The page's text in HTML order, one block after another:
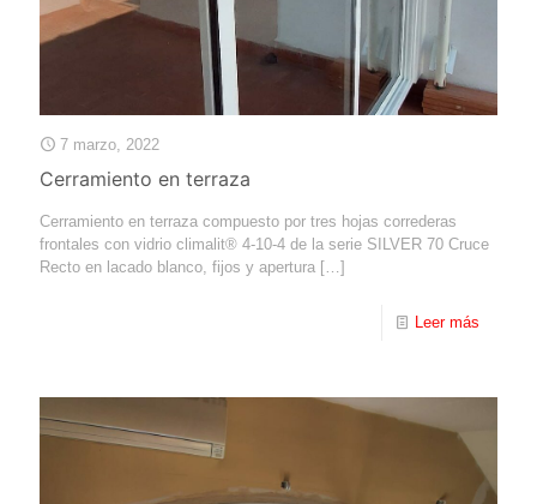
7 marzo, 2022
Cerramiento en terraza
Cerramiento en terraza compuesto por tres hojas correderas
frontales con vidrio climalit® 4-10-4 de la serie SILVER 70 Cruce
Recto en lacado blanco, fijos y apertura […]
Leer más